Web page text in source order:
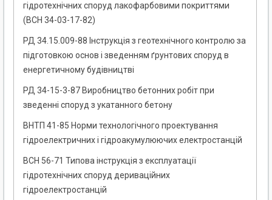
гідротехнічних споруд лакофарбовими покриттями
(ВСН 34-03-17-82)
РД 34.15.009-88 Інструкція з геотехнічного контролю за
підготовкою основ і зведенням ґрунтових споруд в
енергетичному будівництві
РД 34-15-3-87 Виробництво бетонних робіт при
зведенні споруд з укатанного бетону
ВНТП 41-85 Норми технологічного проектування
гідроелектричних і гідроакумулюючих електростанцій
ВСН 56-71 Типова інструкція з експлуатації
гідротехнічних споруд дериваційних
гідроелектростанцій